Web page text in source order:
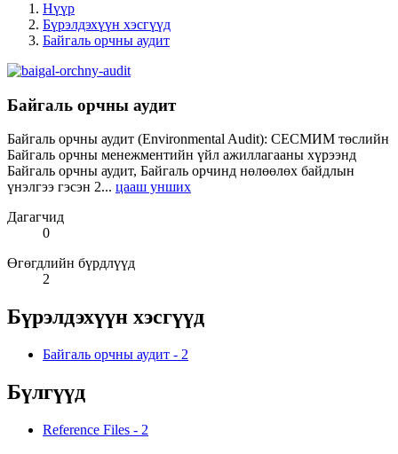
Нүүр
Бүрэлдэхүүн хэсгүүд
Байгаль орчны аудит
Байгаль орчны аудит
Байгаль орчны аудит (Environmental Audit): СЕСМИМ төслийн
Байгаль орчны менежментийн үйл ажиллагааны хүрээнд
Байгаль орчны аудит, Байгаль орчинд нөлөөлөх байдлын
үнэлгээ гэсэн 2... цааш унших
Дагагчид
0
Өгөгдлийн бүрдлүүд
2
Бүрэлдэхүүн хэсгүүд
Байгаль орчны аудит - 2
Бүлгүүд
Reference Files - 2